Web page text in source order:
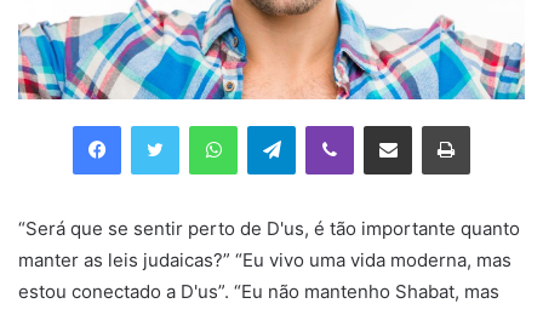
Telegram
“Será que se sentir perto de D'us, é tão importante quanto
manter as leis judaicas?” “Eu vivo uma vida moderna, mas
estou conectado a D'us”. “Eu não mantenho Shabat, mas